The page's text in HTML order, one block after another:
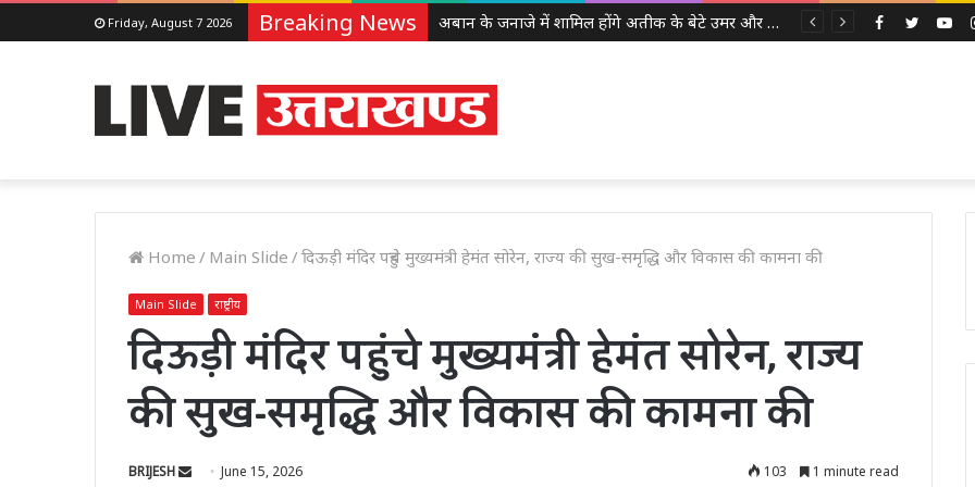
Friday, August 7 2026 Breaking News अबान के जनाजे में शामिल होंगे अतीक के बेटे उमर और अली, इलाहाबाद हाईकोर्ट ने दी पैरोल Twitter
Facebook
Home / Main Slide /दिऊड़ी मंदिर पहुंचे मुख्यमंत्री हेमंत सोरेन, राज्य की सुख-समृद्धि और विकास की कामना की
Main Slide राष्ट्रीय
दिऊड़ी मंदिर पहुंचे मुख्यमंत्री हेमंत सोरेन, राज्य
की सुख-समृद्धि और विकास की कामना की
BRIJESH
SendJune 15, 2026 103 1 minute read